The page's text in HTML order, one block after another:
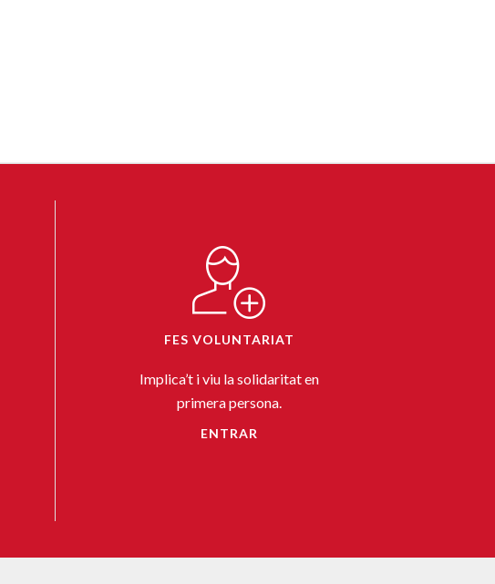
FES VOLUNTARIAT
Implica’t i viu la solidaritat en
primera persona.
ENTRAR